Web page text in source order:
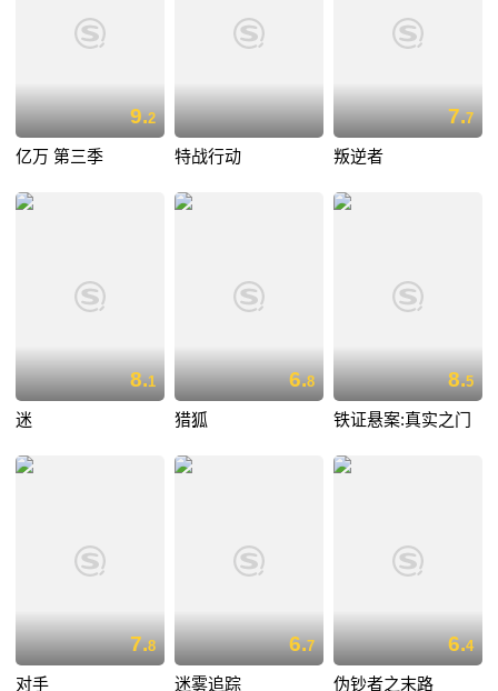
9.2
亿万 第三季 特战行动
7.7
叛逆者
8.1
迷
6.8
猎狐
8.5
铁证悬案:真实之门
7.8
对手
6.7
迷雾追踪
6.4
伪钞者之末路